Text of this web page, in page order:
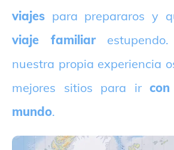
viajes para prepararos y
viaje familiar
nuestra propia experiencia
mejores sitios para ir
mundo.